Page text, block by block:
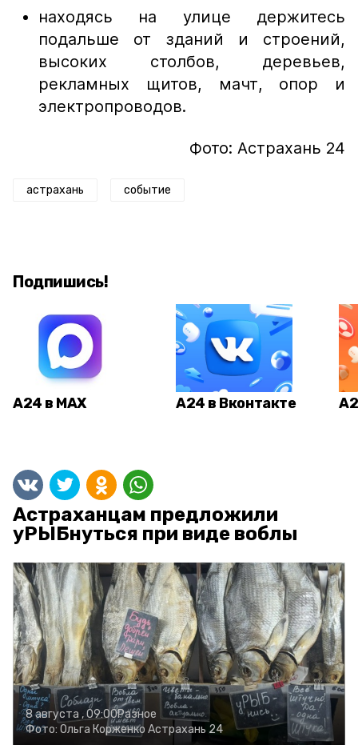
находясь на улице держитесь
подальше от зданий и строений,
высоких столбов, деревьев,
рекламных щитов, мачт, опор и
электропроводов.
Фото: Астрахань 24
астрахань событие
Подпишись!
А24 в MAX А24 в Вконтакте
Астраханцам предложили
уРЫБнуться при виде воблы
8 августа , 09:00Разное
Фото: Ольга Корженко Астрахань 24